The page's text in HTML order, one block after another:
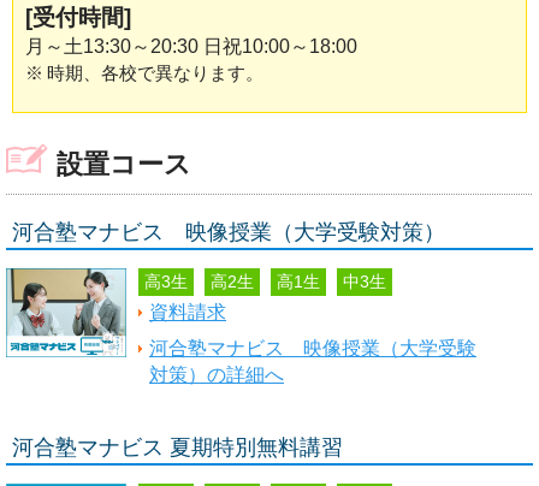
[受付時間]
月～土13:30～20:30 日祝10:00～18:00
※ 時期、各校で異なります。
設置コース
河合塾マナビス 映像授業（大学受験対策）
高3生 高2生 高1生 中3生
資料請求
河合塾マナビス 映像授業（大学受験
対策）の詳細へ
河合塾マナビス 夏期特別無料講習